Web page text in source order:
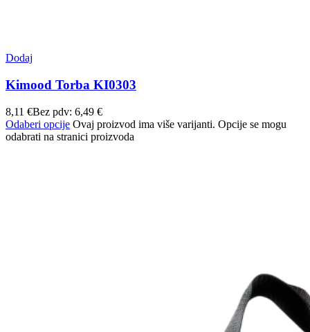
Dodaj
Kimood Torba KI0303
8,11 €Bez pdv: 6,49 €
Odaberi opcije Ovaj proizvod ima više varijanti. Opcije se mogu
odabrati na stranici proizvoda